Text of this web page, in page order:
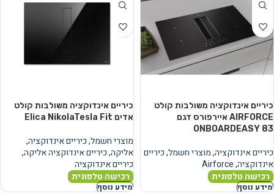
כיריים אינדוקציה משולבות קולט
AIRFORCE איירפורס דגם
ONBOARDEASY 83
כיריים אינדוקציה,מוצרי חשמל,כיריים
אינדוקציה,
Airforce
רכישה טלפונית
מידע נוסף
כיריים אינדוקציה משולבות קולט
אדים Elica NikolaTesla Fit
מוצרי חשמל,כיריים אינדוקציה,
אליקה,כיריים אינדוקציה אליקה,
כיריים אינדוקציה
רכישה טלפונית
מידע נוסף